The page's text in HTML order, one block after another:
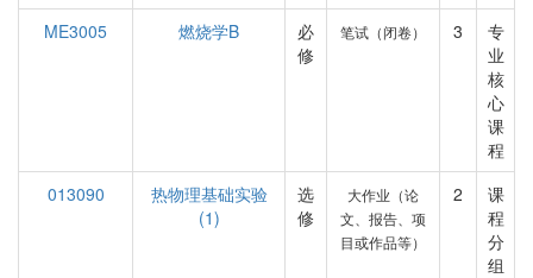
ME3005
燃烧学B
必
修
笔试（闭卷） 3
专
业
核
心
课
程
013090
热物理基础实验
(1)
选
修
大作业（论
文、报告、项
目或作品等）
2
课
程
分
组